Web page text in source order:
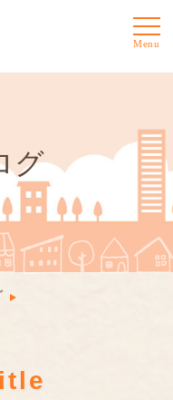
グ